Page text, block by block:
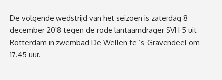
De volgende wedstrijd van het seizoen is zaterdag 8
december 2018 tegen de rode lantaarndrager SVH 5 uit
Rotterdam in zwembad De Wellen te ’s-Gravendeel om
17.45 uur.